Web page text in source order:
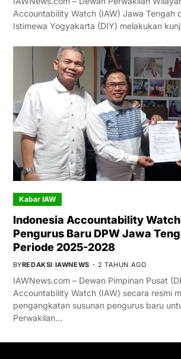
Accountability Watch (IAW) Jawa Tengah
Istimewa Yogyakarta (DIY) melakukan
Kabar IAW
Indonesia Accountability
Pengurus Baru DPW Jawa
Periode 2025-2028
BYREDAKSI IAWNEWS 2 TAHUN AGO
IAWNews.com – Dewan Pimpinan Pusat
Accountability Watch (IAW) secara resmi
pengangkatan susunan pengurus baru
Perwakilan…